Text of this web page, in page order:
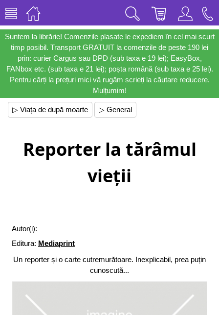
Suntem la librărie! Comenzile plasate le expediem în cel mai scurt
timp posibil. Transport GRATUIT la comenzile de peste 190 lei
prin: curier Cargus sau DPD (sub taxa e 19 lei); EasyBox,
FANbox etc. (sub taxa e 21 lei); poșta română (sub taxa e 25 lei).
Pentru cărți la prețuri mici vă rugăm scrieți la căutare reducere.
Mulțumim!
▷ Viața de după moarte ▷ General
Reporter la tărâmul
vieții
Autor(i):
Editura: Mediaprint
Un reporter și o carte cutremurătoare. Inexplicabil, prea puțin
cunoscută...